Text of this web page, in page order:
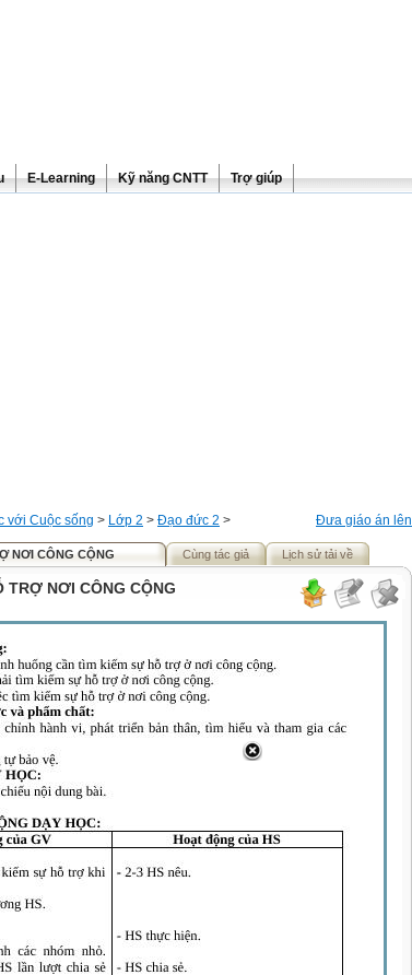
E-Learning Kỹ năng CNTT Trợ giúp
Đưa giáo án lên
với Cuộc sống > Lớp 2 > Đạo đức 2 >
NƠI CÔNG CỘNG Cùng tác giả Lịch sử tải về
TRỢ NƠI CÔNG CỘNG